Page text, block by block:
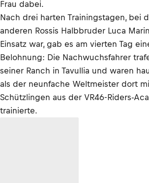
Frau dabei.
Nach drei harten Trainingstagen, bei
anderen Rossis Halbbruder Luca
Einsatz war, gab es am vierten Tag
Belohnung: Die Nachwuchsfahrer
seiner Ranch in Tavullia und waren
als der neunfache Weltmeister dort
Schützlingen aus der VR46-Riders-
trainierte.